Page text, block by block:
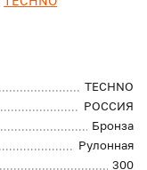
TECHNO
РОССИЯ
Бронза
Рулонная
300